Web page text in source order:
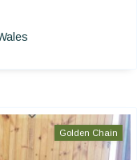
Golden Chain